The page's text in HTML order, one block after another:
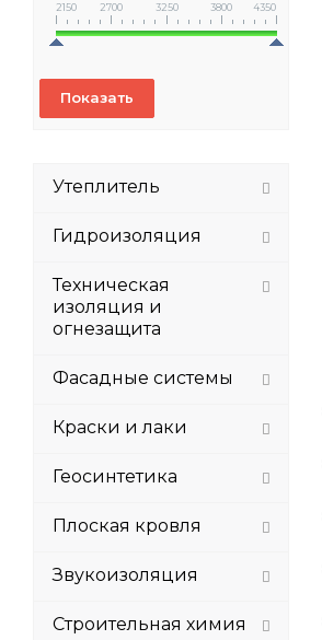
2150 2700 3250 3800 4350
Утеплитель
Гидроизоляция
Техническая
изоляция и
огнезащита
Фасадные системы
Краски и лаки
Геосинтетика
Плоская кровля
Звукоизоляция
Строительная химия